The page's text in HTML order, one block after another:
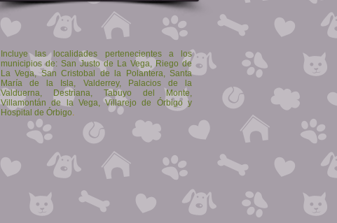
Incluye las localidades pertenecientes a los
municipios de: San Justo de La Vega, Riego de
La Vega, San Cristobal de la Polantera, Santa
María de la Isla, Valderrey, Palacios de la
Valduerna, Destriana, Tabuyo del Monte,
Villamontán de la Vega, Villarejo de Órbigo y
Hospital de Órbigo.